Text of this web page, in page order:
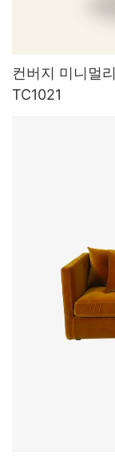
컨버지 미니멀
TC1021